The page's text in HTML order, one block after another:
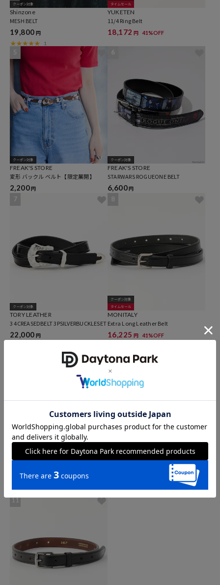
クーポン対象
Shinzone
MESH BELT
19,800 円
1
タイムセール
YUKETEN
11/4 Ring Belt
18,172 円 41%OFF
5
クーポン対象
FREAK'S STORE
変形 バックル ベルト【限定展開】
2,200円
6
クーポン対象
FREAK'S STORE
STARWARS ROGUEONE BELT
6,600円
7
クーポン対象
TORY LEATHER
3 4CREASEDBELT 3PSILVERBUCKLESET
22,000 円
8
クーポン対象
タイムセール
MONITALY
Extra Long Leather Belt
16,225 円 41%OFF
タイムセール
MONITALY
Extended 1 Creased Belt w/ 3-pc
23,529
タイムセール
MONITALY
Extra Long Leather Belt with 3-pc Silv
33,440円 20%OFF
11